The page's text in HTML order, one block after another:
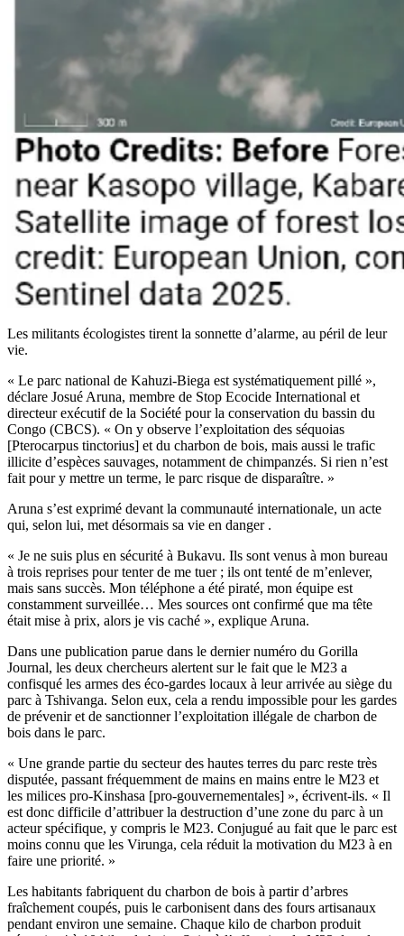
Les militants écologistes tirent la sonnette d’alarme, au péril de leur
vie.
« Le parc national de Kahuzi-Biega est systématiquement pillé »,
déclare Josué Aruna, membre de Stop Ecocide International et
directeur exécutif de la Société pour la conservation du bassin du
Congo (CBCS). « On y observe l’exploitation des séquoias
[Pterocarpus tinctorius] et du charbon de bois, mais aussi le trafic
illicite d’espèces sauvages, notamment de chimpanzés. Si rien n’est
fait pour y mettre un terme, le parc risque de disparaître. »
Aruna s’est exprimé devant la communauté internationale, un acte
qui, selon lui, met désormais sa vie en danger .
« Je ne suis plus en sécurité à Bukavu. Ils sont venus à mon bureau
à trois reprises pour tenter de me tuer ; ils ont tenté de m’enlever,
mais sans succès. Mon téléphone a été piraté, mon équipe est
constamment surveillée… Mes sources ont confirmé que ma tête
était mise à prix, alors je vis caché », explique Aruna.
Dans une publication parue dans le dernier numéro du Gorilla
Journal, les deux chercheurs alertent sur le fait que le M23 a
confisqué les armes des éco-gardes locaux à leur arrivée au siège du
parc à Tshivanga. Selon eux, cela a rendu impossible pour les gardes
de prévenir et de sanctionner l’exploitation illégale de charbon de
bois dans le parc.
« Une grande partie du secteur des hautes terres du parc reste très
disputée, passant fréquemment de mains en mains entre le M23 et
les milices pro-Kinshasa [pro-gouvernementales] », écrivent-ils. « Il
est donc difficile d’attribuer la destruction d’une zone du parc à un
acteur spécifique, y compris le M23. Conjugué au fait que le parc est
moins connu que les Virunga, cela réduit la motivation du M23 à en
faire une priorité. »
Les habitants fabriquent du charbon de bois à partir d’arbres
fraîchement coupés, puis le carbonisent dans des fours artisanaux
pendant environ une semaine. Chaque kilo de charbon produit